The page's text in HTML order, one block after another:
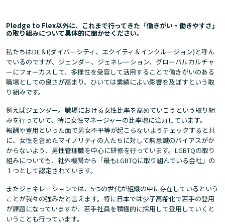
Pledge to Flex以外に、これまで行ってきた「働きがい・働きやすさ」
の取り組みについて具体的に聞かせください。
私たちはDE＆I(ダイバーシティ、エクイティ＆インクルージョン)と呼ん
でいるのですが、ジェンダー、ジェネレーション、グローバルカルチャ
ーにフォーカスして、多様性を受容して活用することで働きがいのある
職場としての良さが高まり、ひいては業績によい影響を及ぼすという取
り組みです。
例えばジェンダー。職場における女性比率を高めていこうという取り組
みを行っていて、特に女性マネージャーの比率増に注力しています。
報酬や登用といった面で男女不平等が起こらないようチェックすると共
に、女性を含めたマイノリティの人たちに対して無意識のバイアスがか
からないよう、男性管理職を中心に研修を行っています。LGBTQの取り
組みについても、社外機関から「最もLGBTQに取り組んでいる会社」の
１つとして認定されています。
またジェネレーションでは、5つの世代が組織の中に存在しているという
ことが我々の強みだと言えます。特に日本では少子高齢化で若手の登用
が課題になっていますが、若手社員を積極的に採用して登用していくと
いうことも行っています。